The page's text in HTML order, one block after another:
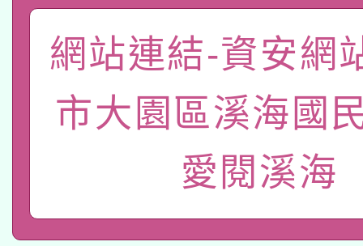
年度健康促進學校輔導
業成長研習」實施計畫
函轉國家教育研究院中
原住民族教育政策研討
族教育國際趨勢與發展
轉知教育部國民及學前
新北市政府教育局辦理
師專業成長研習實施
方素養工作坊新北場」
函轉國立臺灣師範大學
族語言臺北學習中心
「族語學習班」招生簡
轉知有關國立成功大學
文教學共融平台-教案
教育部國民及學前教
年度COVID-19疫苗接
本市兒童口腔健康促進
網站連結-資安網
市大園區溪海國
愛閱溪海